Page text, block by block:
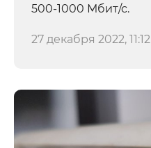
500-1000 Мбит/с.
27 декабря 2022, 11:12